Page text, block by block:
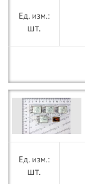
шт.
шт.